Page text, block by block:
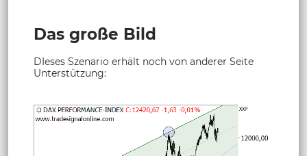
Das große Bild
DIeses Szenario erhält noch von anderer Seite
Unterstützung: